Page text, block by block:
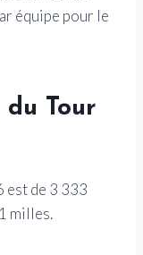
équipe pour le
Tour
est de 3 333
milles.